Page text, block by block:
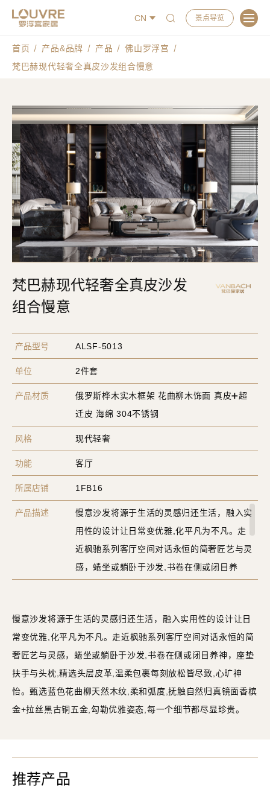
CN 景点导览
首页 产品&品牌 产品
佛山罗浮宫
梵巴赫现代轻奢全真皮沙发组合慢意
梵巴赫现代轻奢全真皮沙发
组合慢意
产品型号 ALSF-5013
单位 2件套
产品材质
俄罗斯桦木实木框架 花曲柳木饰面 真皮➕超
迁皮 海绵 304不锈钢
风格 现代轻奢
功能 客厅
所属店铺 1FB16
产品描述
慢意沙发将源于生活的灵感归还生活，融入实
用性的设计让日常变优雅,化平凡为不凡。走
近枫驰系列客厅空间对话永恒的简奢匠艺与灵
感，蜷坐或躺卧于沙发,书卷在侧或闭目养
天然木纹,柔和弧度,抚触自然归真镜面香槟金
+拉丝黑古铜五金,勾勒优雅姿态,每一个细节都
尽显珍贵。
慢意沙发将源于生活的灵感归还生活，融入实用性的设计让日
常变优雅,化平凡为不凡。走近枫驰系列客厅空间对话永恒的简
奢匠艺与灵感，蜷坐或躺卧于沙发,书卷在侧或闭目养神，座垫
扶手与头枕,精选头层皮革,温柔包裹每刻放松皆尽致,心旷神
怡。甄选蓝色花曲柳天然木纹,柔和弧度,抚触自然归真镜面香槟
金+拉丝黑古铜五金,勾勒优雅姿态,每一个细节都尽显珍贵。
推荐产品